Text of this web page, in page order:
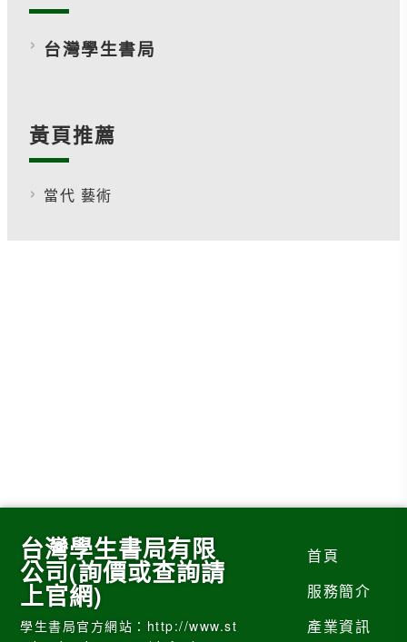
台灣學生書局
黃頁推薦
當代 藝術
台灣學生書局有限
公司(詢價或查詢請
上官網)
學生書局官方網站：http://www.st
首頁
服務簡介
產業資訊